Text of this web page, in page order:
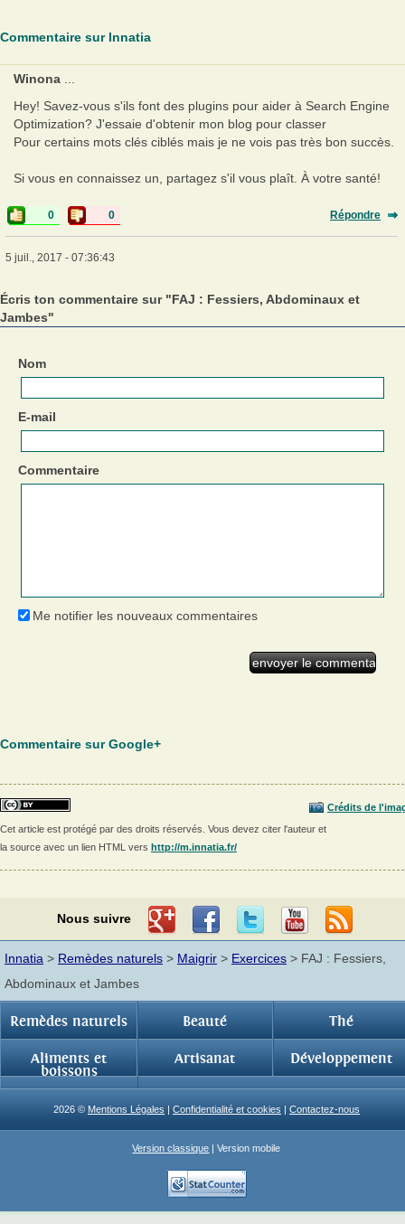
Commentaire sur Innatia
Winona
Hey! Savez-vous s'ils font des plugins pour aider à Search Engine
Optimization? J'essaie d'obtenir mon blog pour classer
Pour certains mots clés ciblés mais je ne vois pas très bon succès.
Si vous en connaissez un, partagez s'il vous plaît. À votre santé!
0 0 Répondre
5 juil., 2017 - 07:36:43
Écris ton commentaire sur "FAJ : Fessiers, Abdominaux et
Jambes"
Nom
E-mail
Commentaire
Me notifier les nouveaux commentaires
Commentaire sur Google+
Crédits de
Cet article est protégé par des droits réservés. Vous devez citer l'auteur et
la source avec un lien HTML vers http://m.innatia.fr/
Nous suivre
Innatia > Remèdes naturels > Maigrir > Exercices > FAJ : Fessiers,
Abdominaux et Jambes
Remèdes naturels Beauté Thé
Aliments et
boissons
Artisanat Développement
2026 © Mentions Légales | Confidentialité et cookies | Contactez-nous
Version classique | Version mobile